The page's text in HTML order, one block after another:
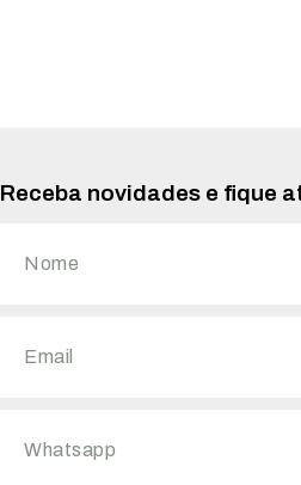
Receba novidades e fique